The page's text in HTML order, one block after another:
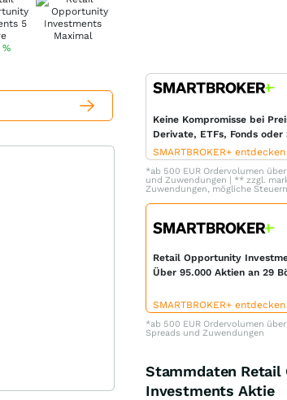
%
Keine Kompromisse bei
Derivate, ETFs, Fonds
SMARTBROKER+ entdecken
*ab 500 EUR Ordervolumen
und Zuwendungen | ** zzgl.
Zuwendungen, mögliche
Retail Opportunity
Über 95.000 Aktien an 29
SMARTBROKER+ entdecken
*ab 500 EUR Ordervolumen
Spreads und Zuwendungen
Stammdaten
Investments Aktie